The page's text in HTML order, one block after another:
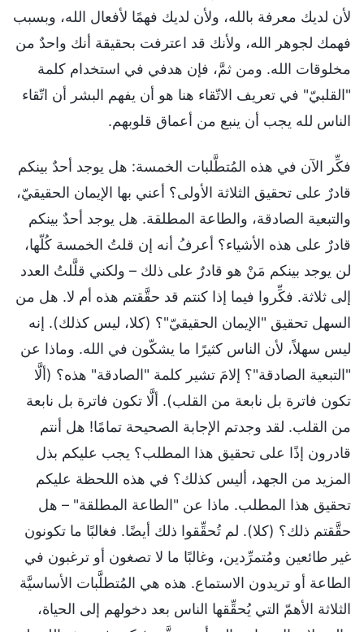
لأن لديك معرفة بالله، ولأن لديك فهمًا لأفعال الله، وبسبب
فهمك لجوهر الله، ولأنك قد اعترفت بحقيقة أنك واحدٌ من
مخلوقات الله. ومن ثمَّ، فإن هدفي في استخدام كلمة
"القلبيّ" في تعريف الاتّقاء هنا هو أن يفهم البشر أن اتّقاء
الناس لله يجب أن ينبع من أعماق قلوبهم.
فكِّر الآن في هذه المُتطَّلبات الخمسة: هل يوجد أحدٌ بينكم
قادرٌ على تحقيق الثلاثة الأولى؟ أعني بها الإيمان الحقيقيّ،
والتبعية الصادقة، والطاعة المطلقة. هل يوجد أحدٌ بينكم
قادرٌ على هذه الأشياء؟ أعرفُ أنه إن قلتُ الخمسة كُلّها،
لن يوجد بينكم مَنْ هو قادرٌ على ذلك – ولكني قلَّلتُ العدد
إلى ثلاثة. فكِّروا فيما إذا كنتم قد حقَّقتم هذه أم لا. هل من
السهل تحقيق "الإيمان الحقيقيّ"؟ (كلا، ليس كذلك). إنه
ليس سهلاً، لأن الناس كثيرًا ما يشكّون في الله. وماذا عن
"التبعية الصادقة"؟ إلامَ تشير كلمة "الصادقة" هذه؟ (ألَّا
تكون فاترة بل نابعة من القلب). ألَّا تكون فاترة بل نابعة
من القلب. لقد وجدتم الإجابة الصحيحة تمامًا! هل أنتم
قادرون إذًا على تحقيق هذا المطلب؟ يجب عليكم بذل
المزيد من الجهد، أليس كذلك؟ في هذه اللحظة عليكم
تحقيق هذا المطلب. ماذا عن "الطاعة المطلقة" – هل
حقَّقتم ذلك؟ (كلا). لم تُحقِّقوا ذلك أيضًا. فغالبًا ما تكونون
غير طائعين ومُتمرِّدين، وغالبًا ما لا تصغون أو ترغبون في
الطاعة أو تريدون الاستماع. هذه هي المُتطلَّبات الأساسيَّة
الثلاثة الأهمّ التي يُحقِّقها الناس بعد دخولهم إلى الحياة،